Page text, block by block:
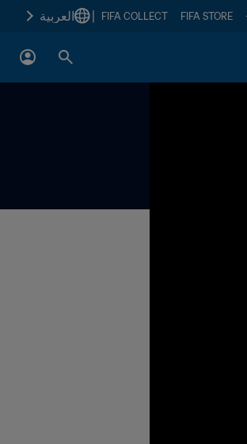
FIFA STORE
FIFA COLLECT العربية